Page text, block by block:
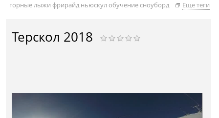
горные лыжи фрирайд ньюскулобучениесноуборд Еще теги
Терскол 2018